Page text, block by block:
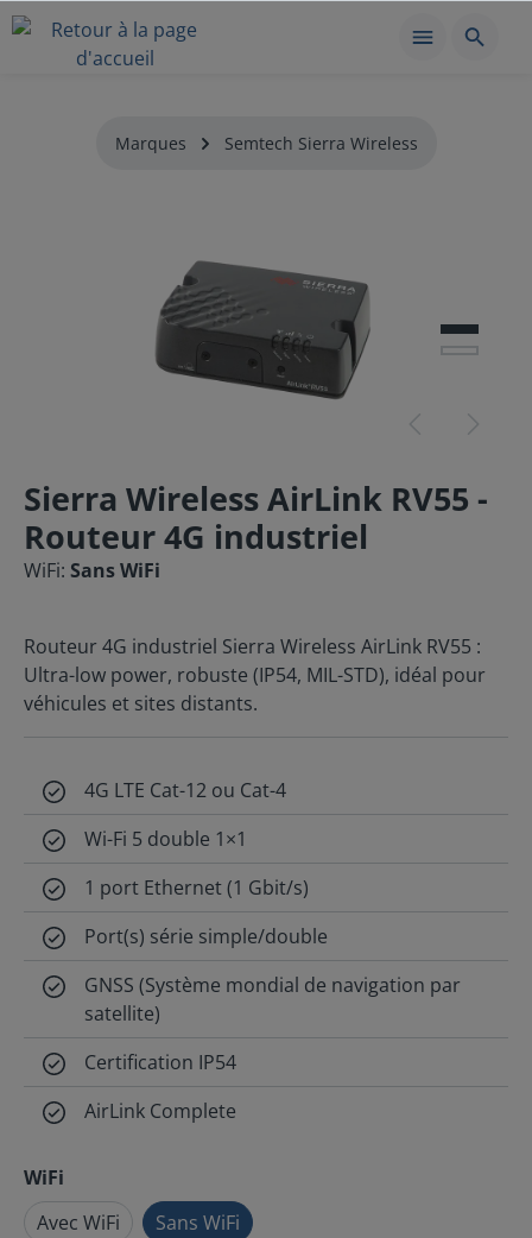
Marques Semtech Sierra Wireless
Sierra Wireless AirLink RV55 -
Routeur 4G industriel
WiFi: Sans WiFi
Routeur 4G industriel Sierra Wireless AirLink RV55 :
Ultra-low power, robuste (IP54, MIL-STD), idéal pour
véhicules et sites distants.
4G LTE Cat-12 ou Cat-4
Wi-Fi 5 double 1×1
1 port Ethernet (1 Gbit/s)
Port(s) série simple/double
GNSS (Système mondial de navigation par
satellite)
Certification IP54
AirLink Complete
WiFi
Avec WiFi
Sans WiFi